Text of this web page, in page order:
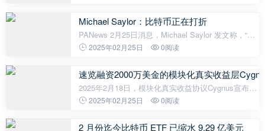
后发生。Robinhood 庆
Michael Saylor：比特币正在打折
PANews 2月25日消息，Michael Saylor 发文称，“比
特币正在打折”。
2025年02月25日 0阅读
速览融资2000万美金的模块化真实收益层
2025年2月18日，模块化真实收益协议Cygnus宣布完
成2000万美元Pre-Seed轮融资，由加密做市商
事件引发市场高度关注，不仅因其金额
2025年02月25日 0阅读
2 月份迄今比特币 ETF 已缩水 9.29 亿美元